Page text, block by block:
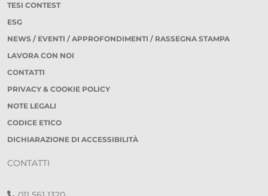
TESI CONTEST
ESG
NEWS / EVENTI / APPROFONDIMENTI / RASSEGNA STAMPA
LAVORA CON NOI
CONTATTI
PRIVACY & COOKIE POLICY
NOTE LEGALI
CODICE ETICO
DICHIARAZIONE DI ACCESSIBILITÀ
CONTATTI